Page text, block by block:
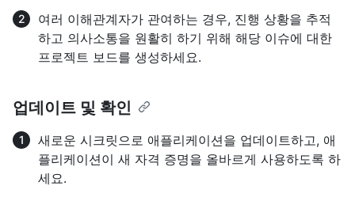
여러 이해관계자가 관여하는 경우, 진행 상황을 추적
하고 의사소통을 원활히 하기 위해 해당 이슈에 대한
프로젝트 보드를 생성하세요.
업데이트 및 확인
새로운 시크릿으로 애플리케이션을 업데이트하고, 애
플리케이션이 새 자격 증명을 올바르게 사용하도록 하
세요.